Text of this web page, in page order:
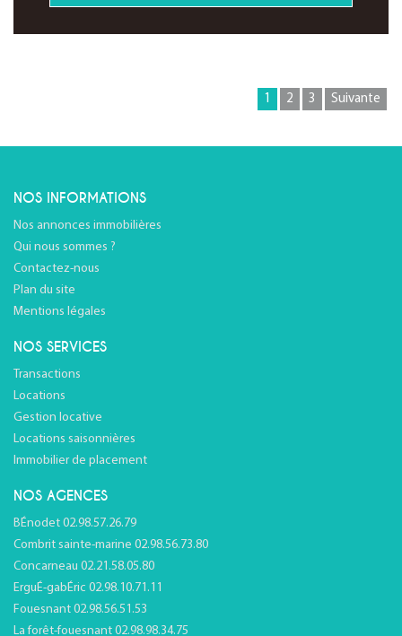
1 2 3 Suivante
NOS INFORMATIONS
Nos annonces immobilières
Qui nous sommes ?
Contactez-nous
Plan du site
Mentions légales
NOS SERVICES
Transactions
Locations
Gestion locative
Locations saisonnières
Immobilier de placement
NOS AGENCES
BÉnodet 02.98.57.26.79
Combrit sainte-marine 02.98.56.73.80
Concarneau 02.21.58.05.80
ErguÉ-gabÉric 02.98.10.71.11
Fouesnant 02.98.56.51.53
La forêt-fouesnant 02.98.98.34.75